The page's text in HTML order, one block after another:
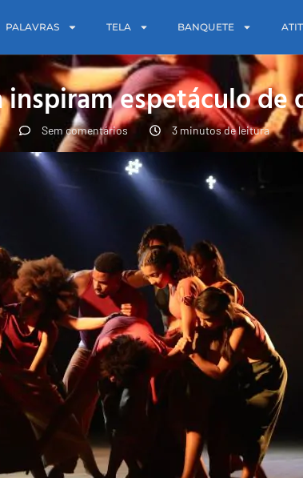
PALAVRAS TELA BANQUETE
espetáculo de
Sem comentários 3 minutos de leitura